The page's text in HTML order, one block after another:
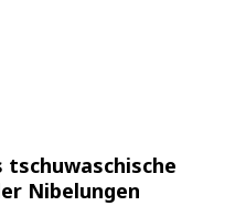
Nibelungen